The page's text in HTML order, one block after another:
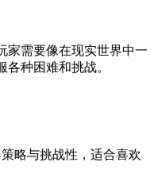
家需要像在现实世界中一
种困难和挑战。
略与挑战性，适合喜欢